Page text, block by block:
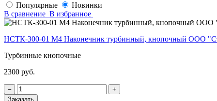
Популярные
Новинки
В сравнение В избранное
НСТК-300-01 М4 Наконечник турбинный, кнопочный ООО
Турбинные кнопочные
2300 руб.
‒
+
Заказать